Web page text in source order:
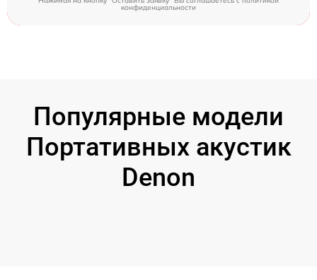
конфиденциальности
Популярные модели
Портативных акустик
Denon